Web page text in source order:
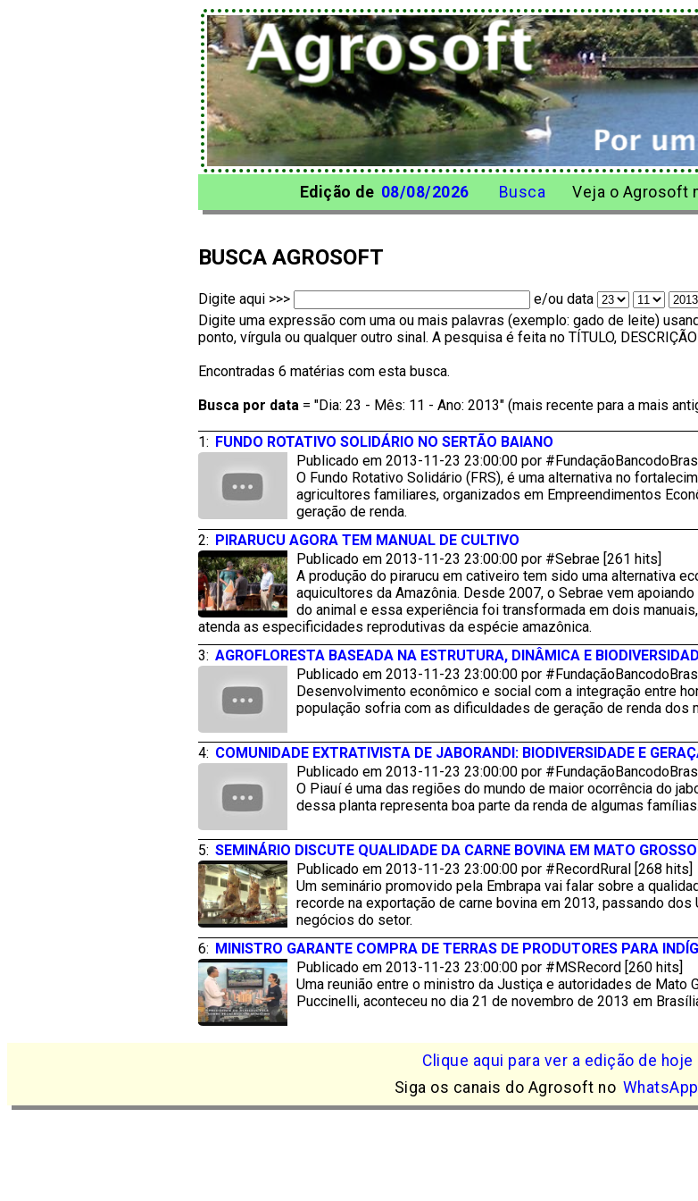
Edição de 08/08/2026 Busca Veja o Agrosoft
BUSCA AGROSOFT
Digite aqui >>>
e/ou data
Digite uma expressão com uma ou mais palavras (exemplo: gado de leite)
ponto, vírgula ou qualquer outro sinal. A pesquisa é feita no TÍTULO,
Encontradas 6 matérias com esta busca.
Busca por data = "Dia: 23 - Mês: 11 - Ano: 2013" (mais recente para a mais
1: FUNDO ROTATIVO SOLIDÁRIO NO SERTÃO BAIANO
Publicado em 2013-11-23 23:00:00 por
O Fundo Rotativo Solidário (FRS), é uma alternativa no
agricultores familiares, organizados em Empreendimentos
geração de renda.
2: PIRARUCU AGORA TEM MANUAL DE CULTIVO
Publicado em 2013-11-23 23:00:00 por #Sebrae [261 hits]
A produção do pirarucu em cativeiro tem sido uma alternativa
aquicultores da Amazônia. Desde 2007, o Sebrae vem
do animal e essa experiência foi transformada em dois
atenda as especificidades reprodutivas da espécie amazônica.
3: AGROFLORESTA BASEADA NA ESTRUTURA, DINÂMICA E
Publicado em 2013-11-23 23:00:00 por
Desenvolvimento econômico e social com a integração entre
população sofria com as dificuldades de geração de renda dos
4: COMUNIDADE EXTRATIVISTA DE JABORANDI: BIODIVERSIDADE E
Publicado em 2013-11-23 23:00:00 por
O Piauí é uma das regiões do mundo de maior ocorrência do
dessa planta representa boa parte da renda de algumas famílias.
5: SEMINÁRIO DISCUTE QUALIDADE DA CARNE BOVINA EM MATO
Publicado em 2013-11-23 23:00:00 por #RecordRural [268 hits]
Um seminário promovido pela Embrapa vai falar sobre a
recorde na exportação de carne bovina em 2013, passando
negócios do setor.
6: MINISTRO GARANTE COMPRA DE TERRAS DE PRODUTORES PARA
Publicado em 2013-11-23 23:00:00 por #MSRecord [260 hits]
Uma reunião entre o ministro da Justiça e autoridades de Mato
Puccinelli, aconteceu no dia 21 de novembro de 2013 em
Clique aqui para ver a edição de
Siga os canais do Agrosoft no WhatsApp